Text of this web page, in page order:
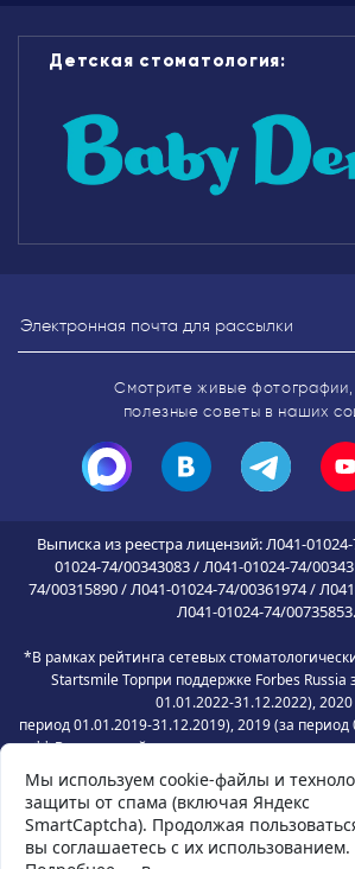
Мы используем cookie-файлы и
защиты от спама (включая Яндекс
SmartCaptcha). Продолжая
вы соглашаетесь с их использованием.
Детская стоматология:
Смотрите живые фотографии,
полезные советы в наших
Выписка из реестра лицензий: Л041-
01024-74/00343083 / Л041-01024-74/
74/00315890 / Л041-01024-74/00361974 /
Л041-01024-74/00735853.
*В рамках рейтинга сетевых
Startsmile Topпри поддержке Forbes Russia
01.01.2022-31.12.2022), 2020
период 01.01.2019-31.12.2019), 2019 (за
** В рамках рейтинга частных
Startsmile Top при поддержке Forbes Russia
01.01.2023-31.12.2023)
*** В рамках рейтинга Startsmile детских
Челябинска за 2021